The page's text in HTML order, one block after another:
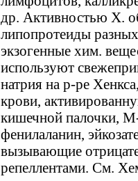
др. Активностью X.
липопротеиды
экзогенные хим.
используют
натрия на р-ре
крови,
кишечной палочки,
фенилаланин,
вызывающие
репеллентами. См.